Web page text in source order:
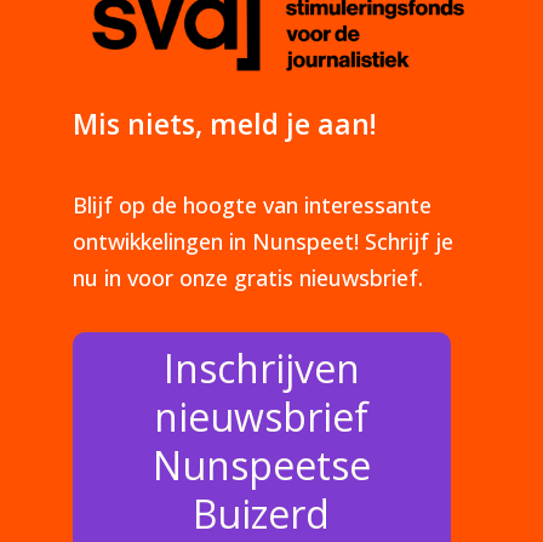
Mis niets, meld je aan!
Blijf op de hoogte van interessante
ontwikkelingen in Nunspeet! Schrijf je
nu in voor onze gratis nieuwsbrief.
Inschrijven
nieuwsbrief
Nunspeetse
Buizerd